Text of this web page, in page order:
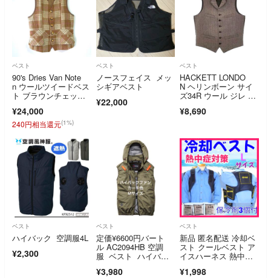
ベスト
90's Dries Van Note
n ウールツイードベス
ト ブラウンチェッ
¥24,000
240円相当還元(1%)
ベスト
ノースフェイス メッ
シギアベスト
¥22,000
ベスト
HACKETT LONDO
N ヘリンボーン サイ
ズ34R ウール ジレ ベ
ズ ハケットロンドン
¥8,690
ベスト
ハイバック 空調服4L
¥2,300
ベスト
定価¥6600円バート
ル AC2094HB 空調
服 ベスト ハイバッ
¥3,980
ベスト
新品 匿名配送 冷却ベ
スト クールベスト ア
イスハーネス 熱中症
¥1,998